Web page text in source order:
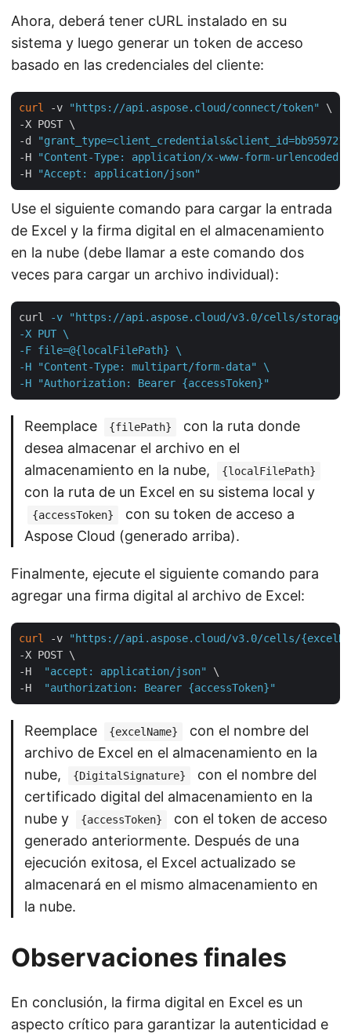
Ahora, deberá tener cURL instalado en su
sistema y luego generar un token de acceso
basado en las credenciales del cliente:
curl -v "https://api.aspose.cloud/connect/token"
\
-X POST \
-d
"grant_type=client_credentials&client_id=bb959721-
-H
"Content-Type: application/x-www-form-urlencoded"
-H
"Accept: application/json"
Use el siguiente comando para cargar la entrada
de Excel y la firma digital en el almacenamiento
en la nube (debe llamar a este comando dos
veces para cargar un archivo individual):
curl
-v "https://api.aspose.cloud/v3.0/cells/
-X PUT \
-F file=@{localFilePath} \
-H "Content-Type: multipart/form-data" \
-H "Authorization: Bearer {accessToken}"
Reemplace {filePath}
con la ruta donde
desea almacenar el archivo en el
almacenamiento en la nube,
{localFilePath}
con la ruta de un Excel en su sistema local y
{accessToken}
con su token de acceso a
Aspose Cloud (generado arriba).
Finalmente, ejecute el siguiente comando para
agregar una firma digital al archivo de Excel:
curl -v
"https://api.aspose.cloud/v3.0/cells/
-X POST \
-H
"accept: application/json"
\
-H
"authorization: Bearer {accessToken}"
Reemplace {excelName}
con el nombre del
archivo de Excel en el almacenamiento en la
nube,
{DigitalSignature}
con el nombre del
certificado digital del almacenamiento en la
nube y
{accessToken}
con el token de acceso
generado anteriormente. Después de una
ejecución exitosa, el Excel actualizado se
almacenará en el mismo almacenamiento en
la nube.
Observaciones finales
En conclusión, la firma digital en Excel es un
aspecto crítico para garantizar la autenticidad e